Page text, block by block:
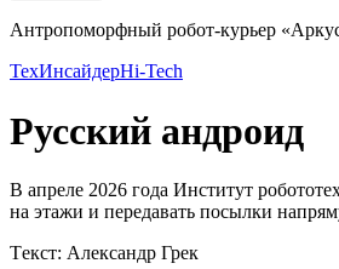
Антропоморфный робот-курьер
ТехИнсайдерHi-Tech
Русский андроид
В апреле 2026 года Институт
на этажи и передавать посылки
Tекст: Александр Грек